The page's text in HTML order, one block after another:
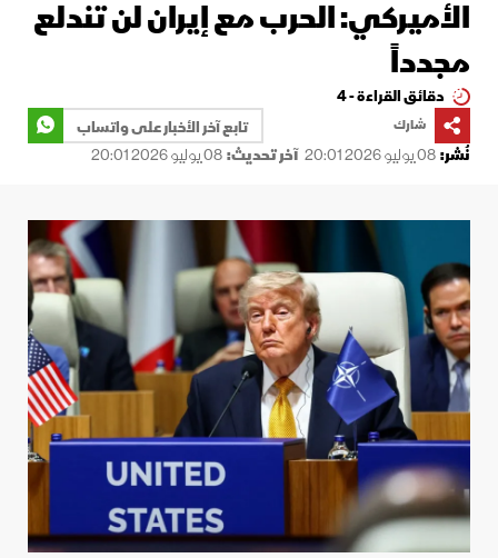
الأميركي: الحرب مع إيران لن تندلع
مجدداً
دقائق القراءة - 4
شارك
تابع آخر الأخبار على واتساب
نُشر:08 يوليو 2026 20:01 آخر تحديث:08 يوليو 2026 20:01